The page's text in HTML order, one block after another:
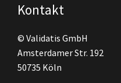
Kontakt
© Validatis GmbH
Amsterdamer Str. 192
50735 Köln